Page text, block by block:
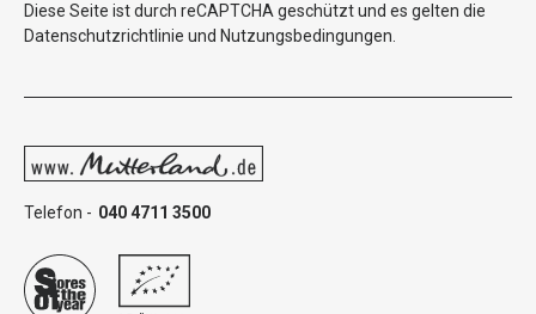
Diese Seite ist durch reCAPTCHA geschützt und es gelten die
Datenschutzrichtlinie und Nutzungsbedingungen
Telefon - 040 4711 3500